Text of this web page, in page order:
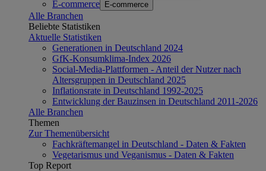
E-commerce E-commerce
Alle Branchen
Beliebte Statistiken
Aktuelle Statistiken
Generationen in Deutschland 2024
GfK-Konsumklima-Index 2026
Social-Media-Plattformen - Anteil der Nutzer nach
Altersgruppen in Deutschland 2025
Inflationsrate in Deutschland 1992-2025
Entwicklung der Bauzinsen in Deutschland 2011-2026
Alle Branchen
Themen
Zur Themenübersicht
Fachkräftemangel in Deutschland - Daten & Fakten
Vegetarismus und Veganismus - Daten & Fakten
Top Report